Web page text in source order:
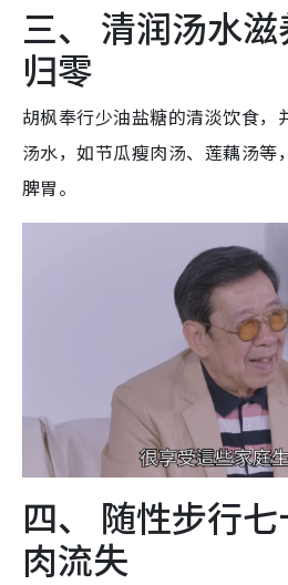
三、 清润汤水
归零
胡枫奉行少油盐糖的清淡饮食，
汤水，如节瓜瘦肉汤、莲藕汤等
脾胃。
四、 随性步行
肉流失